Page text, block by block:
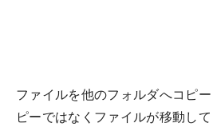
ファイルを他のフォルダへコピ
ピーではなくファイルが移動し